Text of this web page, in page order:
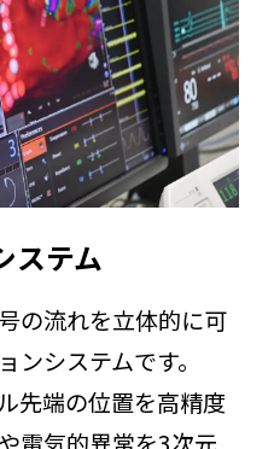
ステム
の流れを立体的に可
ンシステムです。
先端の位置を高精度